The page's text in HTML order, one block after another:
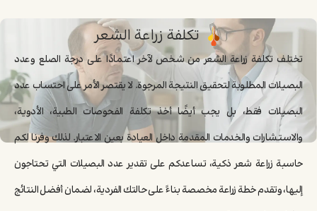
تكلفة زراعة الشعر
تختلف تكلفة زراعة الشعر من شخص لآخر اعتمادًا على درجة الصلع وعدد
البصيلات المطلوبة لتحقيق النتيجة المرجوة. لا يقتصر الأمر على احتساب عدد
البصيلات فقط، بل يجب أيضًا أخذ تكلفة الفحوصات الطبية، الأدوية،
والاستشارات والخدمات المقدمة داخل العيادة بعين الاعتبار. لذلك وفرنا لكم
حاسبة زراعة شعر ذكية، تساعدكم على تقدير عدد البصيلات التي تحتاجون
إليها، وتقدم خطة زراعة مخصصة بناءً على حالتك الفردية، لضمان أفضل النتائج